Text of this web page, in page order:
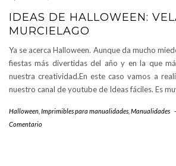
IDEAS DE HALLOWEEN:
MURCIELAGO
Ya se acerca Halloween. Aunque da mucho
fiestas más divertidas del año y en la que
nuestra creatividad.En este caso vamos a
nuestro canal de youtube de Ideas fáciles. Es
Halloween Imprimibles para manualidades Manualidades -
Comentario